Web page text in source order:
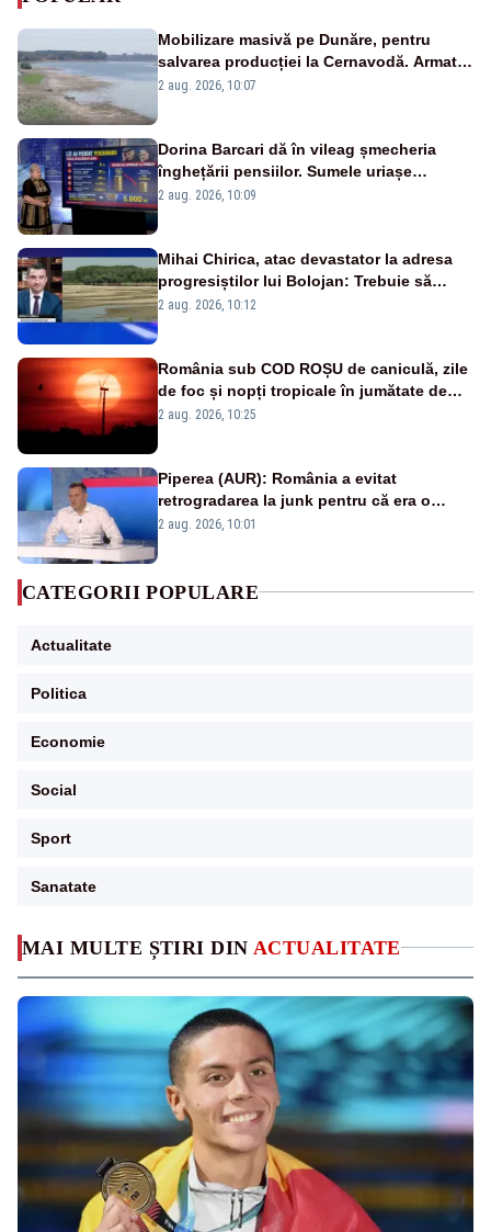
MAI MULTE ȘTIRI DIN ACTUALITATE
Mobilizare masivă pe Dunăre, pentru
salvarea producției la Cernavodă. Armata
va detona o stâncă și va devia apa
2 aug. 2026, 10:07
Dorina Barcari dă în vileag șmecheria
înghețării pensiilor. Sumele uriașe
pierdute de fiecare român
2 aug. 2026, 10:09
Mihai Chirica, atac devastator la adresa
progresiștilor lui Bolojan: Trebuie să
protejăm și natura, dar nu șținem omaneii
2 aug. 2026, 10:12
România sub COD ROȘU de caniculă, zile
de foc și nopți tropicale în jumătate de
țară
2 aug. 2026, 10:25
Piperea (AUR): România a evitat
retrogradarea la junk pentru că era o
catastrofă pentru bănci și fondurile de
2 aug. 2026, 10:01
CATEGORII POPULARE
Actualitate
Politica
Economie
Social
Sport
Sanatate